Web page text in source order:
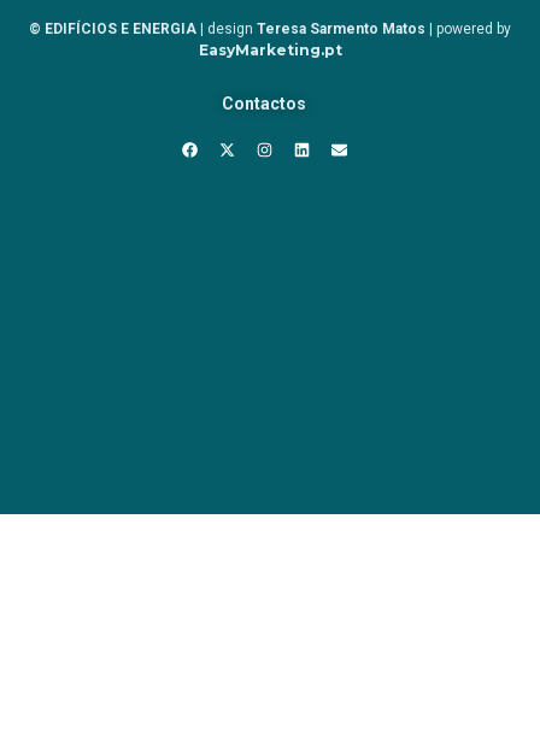
© EDIFÍCIOS E ENERGIA | design Teresa Sarmento Matos | powered by
EasyMarketing.pt
Contactos